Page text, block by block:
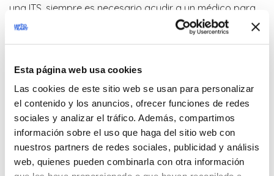
Esta página web usa cookies
Las cookies de este sitio web se usan para personalizar
el contenido y los anuncios, ofrecer funciones de redes
sociales y analizar el tráfico. Además, compartimos
información sobre el uso que haga del sitio web con
nuestros partners de redes sociales, publicidad y análisis
web, quienes pueden combinarla con otra información
una ITS, siempre es necesario acudir a un médico para
averiguar la causa y para tratarla cuanto antes. En
muchos casos, una ITS puede contraerse sin ningún
quienes la contraen de este modo pueden seguir
quienes saben que la tienen y la tratan. Por lo tanto, las
ITS deben buscarse en todas las personas sexualmente
activas, incluso cuando no hay síntomas. Para mayor
información sobre las ITS, puede visitar ISSalute.it en la
sección “Infezioni Sessualmente Trasmesse”.
El Instituto Superior de Salud pone a disposición de